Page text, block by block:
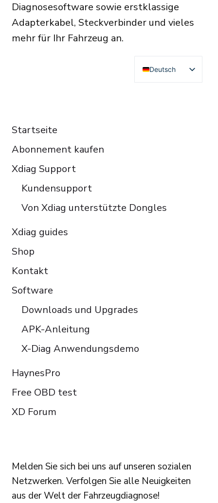
Diagnosesoftware sowie erstklassige
Adapterkabel, Steckverbinder und vieles
mehr für Ihr Fahrzeug an.
Deutsch
English
Startseite
Abonnement kaufen
Xdiag Support
Kundensupport
Von Xdiag unterstützte Dongles
Xdiag guides
Shop
Kontakt
Software
Downloads und Upgrades
APK-Anleitung
X-Diag Anwendungsdemo
HaynesPro
Free OBD test
XD Forum
Melden Sie sich bei uns auf unseren sozialen
Netzwerken. Verfolgen Sie alle Neuigkeiten
aus der Welt der Fahrzeugdiagnose!